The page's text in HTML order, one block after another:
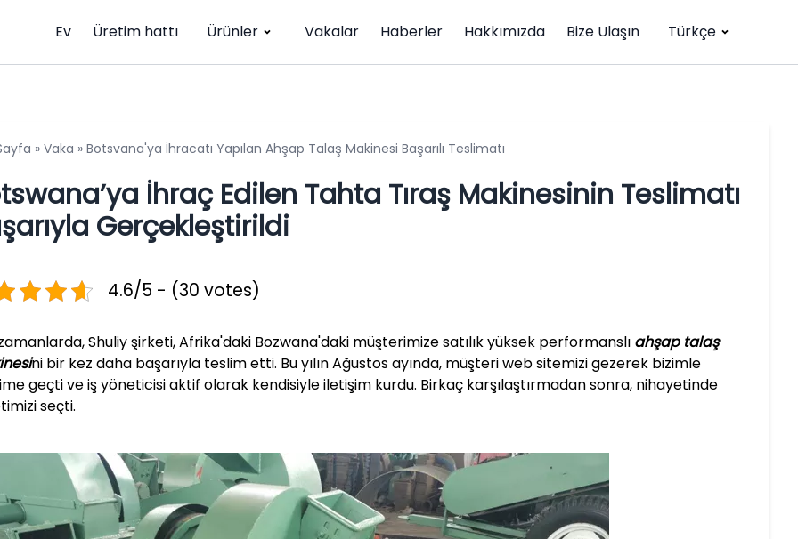
Ev Üretim hattı Ürünler Vakalar Haberler Hakkımızda Bize Ulaşın Türkçe
» Vaka » Botsvana'ya İhracatı Yapılan Ahşap Talaş Makinesi Başarılı Teslimatı
İhraç Edilen Tahta Tıraş Makinesinin Teslimatı
Gerçekleştirildi
4.6/5 - (30 votes)
Shuliy şirketi, Afrika'daki Bozwana'daki müşterimize satılık yüksek performanslı ahşap talaş
ni bir kez daha başarıyla teslim etti. Bu yılın Ağustos ayında, müşteri web sitemizi gezerek bizimle
geçti ve iş yöneticisi aktif olarak kendisiyle iletişim kurdu. Birkaç karşılaştırmadan sonra, nihayetinde
seçti.